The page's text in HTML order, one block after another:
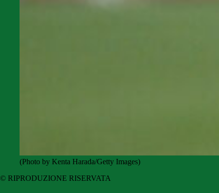
(Photo by Kenta Harada/Getty Images)
© RIPRODUZIONE RISERVATA